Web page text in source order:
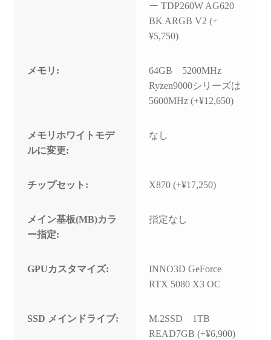
ー TDP260W AG620
BK ARGB V2 (+
¥5,750)
メモリ:
64GB 5200MHz
Ryzen9000シリーズは
5600MHz (+¥12,650)
メモリホワイトモデ
ルに変更:
なし
チップセット: X870 (+¥17,250)
メイン基板(MB)カラ
ー指定:
指定なし
GPUカスタマイズ:
INNO3D GeForce
RTX 5080 X3 OC
SSD メインドライブ:
M.2SSD 1TB
READ7GB (+¥6,900)